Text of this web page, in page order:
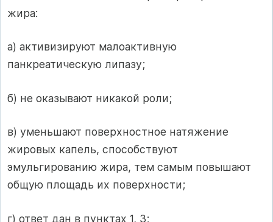
жира:
а) активизируют малоактивную
панкреатическую липазу;
б) не оказывают никакой роли;
в) уменьшают поверхностное натяжение
жировых капель, способствуют
эмульгированию жира, тем самым повышают
общую площадь их поверхности;
г) ответ дан в пунктах 1, 3;